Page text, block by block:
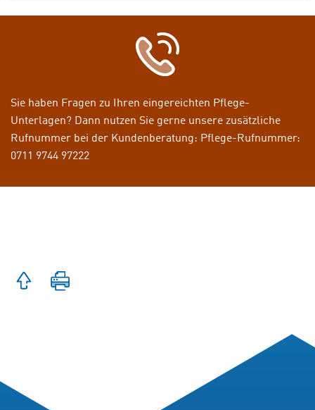
Sie haben Fragen zu Ihren eingereichten Pflege-
Unterlagen? Dann nutzen Sie gerne unsere zusätzliche
Rufnummer bei der Kundenberatung: Pflege-Rufnummer:
0711 9744 97222
Zum
Seitenanfang